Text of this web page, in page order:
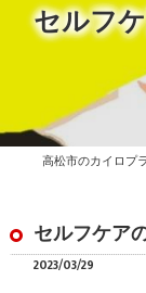
セルフ
セルフケア
2023/03/29